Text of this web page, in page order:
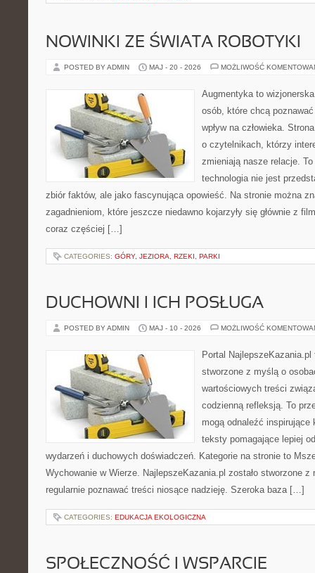
NOWINKI ZE ŚWIATA ROBOTYKI
POSTED BY ADMIN MAJ - 20 - 2026 MOŻLIWOŚĆ
Augmentyka to
osób, które chcą
wpływ na człowieka.
o czytelnikach, którzy
zmieniają nasze relacje.
technologia nie jest
zbiór faktów, ale jako fascynująca opowieść. Na stronie można
zagadnieniom, które jeszcze niedawno kojarzyły się głównie z
coraz częściej […]
CATEGORIES: GÓRY, JEZIORA, RZEKI, PARKI
DUCHOWNI I ICH POSŁUGA
POSTED BY ADMIN MAJ - 10 - 2026 MOŻLIWOŚĆ
Portal
stworzone z myślą o
wartościowych treści
codzienną refleksją. To
mogą odnaleźć inspirujące
teksty pomagające lepiej
wydarzeń i duchowych doświadczeń. Kategorie na stronie to
Wychowanie w Wierze. NajlepszeKazania.pl zostało stworzone
regularnie poznawać treści niosące nadzieję. Szeroka baza […]
CATEGORIES: EDUKACJA EKOLOGICZNA
SPOŁECZNOŚĆ I WSPARCIE